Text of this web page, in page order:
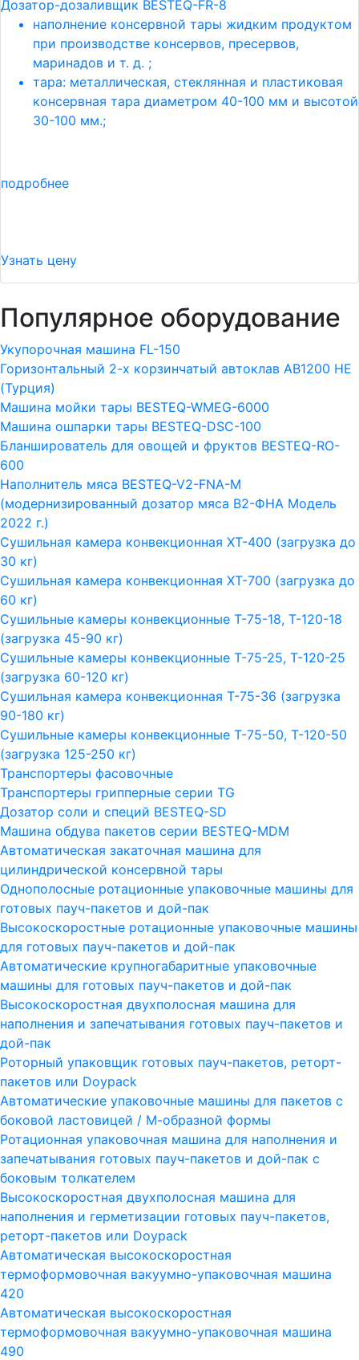
Дозатор-дозаливщик BESTEQ-FR-8
наполнение консервной тары жидким продуктом
при производстве консервов, пресервов,
маринадов и т. д. ;
тара: металлическая, стеклянная и пластиковая
консервная тара диаметром 40-100 мм и высотой
30-100 мм.;
подробнее
Узнать цену
Популярное оборудование
Укупорочная машина FL-150
Горизонтальный 2-х корзинчатый автоклав АВ1200 HE
(Турция)
Машина мойки тары BESTEQ-WMEG-6000
Машина ошпарки тары BESTEQ-DSC-100
Бланширователь для овощей и фруктов BESTEQ-RO-
600
Наполнитель мяса BESTEQ-V2-FNA-M
(модернизированный дозатор мяса В2-ФНА Модель
2022 г.)
Сушильная камера конвекционная ХТ-400 (загрузка до
30 кг)
Сушильная камера конвекционная ХТ-700 (загрузка до
60 кг)
Сушильные камеры конвекционные Т-75-18, Т-120-18
(загрузка 45-90 кг)
Сушильные камеры конвекционные Т-75-25, Т-120-25
(загрузка 60-120 кг)
Сушильная камера конвекционная Т-75-36 (загрузка
90-180 кг)
Сушильные камеры конвекционные Т-75-50, Т-120-50
(загрузка 125-250 кг)
Транспортеры фасовочные
Транспортеры грипперные серии TG
Дозатор соли и специй BESTEQ-SD
Машина обдува пакетов серии ВESTEQ-MDM
Автоматическая закаточная машина для
цилиндрической консервной тары
Однополосные ротационные упаковочные машины для
готовых пауч-пакетов и дой-пак
Высокоскоростные ротационные упаковочные машины
для готовых пауч-пакетов и дой-пак
Автоматические крупногабаритные упаковочные
машины для готовых пауч-пакетов и дой-пак
Высокоскоростная двухполосная машина для
наполнения и запечатывания готовых пауч-пакетов и
дой-пак
Роторный упаковщик готовых пауч-пакетов, реторт-
пакетов или Doypack
Автоматические упаковочные машины для пакетов с
боковой ластовицей / М-образной формы
Ротационная упаковочная машина для наполнения и
запечатывания готовых пауч-пакетов и дой-пак с
боковым толкателем
Высокоскоростная двухполосная машина для
наполнения и герметизации готовых пауч-пакетов,
реторт-пакетов или Doypack
Автоматическая высокоскоростная
термоформовочная вакуумно-упаковочная машина
420
Автоматическая высокоскоростная
термоформовочная вакуумно-упаковочная машина
490